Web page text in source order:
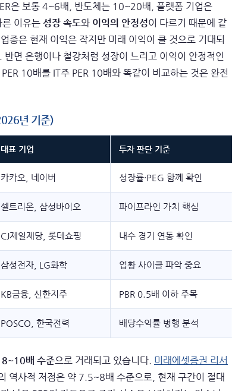
은 보통 4~6배, 반도체는 10~20배, 플랫폼 기업은
이유는 성장 속도와 이익의 안정성이 다르기 때문에 같
종은 현재 이익은 작지만 미래 이익이 클 것으로 기대되
면 은행이나 철강처럼 성장이 느리고 이익이 안정적인
10배를 IT주 PER 10배와 똑같이 비교하는 것은 완전
년 기준)
대표 기업 투자 판단 기준
카카오, 네이버 성장률·PEG 함께 확인
셀트리온, 삼성바이오 파이프라인 가치 핵심
CJ제일제당, 롯데쇼핑 내수 경기 연동 확인
삼성전자, LG화학 업황 사이클 파악 중요
KB금융, 신한지주 PBR 0.5배 이하 주목
POSCO, 한국전력 배당수익률 병행 분석
배 수준으로 거래되고 있습니다. 미래에셋증권 리서
역사적 저점은 약 7.5~8배 수준으로, 현재 구간이 절대